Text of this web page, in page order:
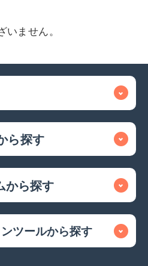
ません。
ら探す
から探す
ツールから探す